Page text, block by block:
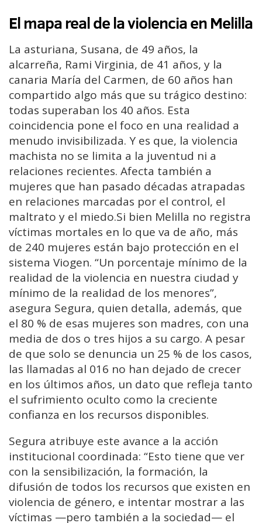
El mapa real de la violencia en Melilla
La asturiana, Susana, de 49 años, la
alcarreña, Rami Virginia, de 41 años, y la
canaria María del Carmen, de 60 años han
compartido algo más que su trágico destino:
todas superaban los 40 años. Esta
coincidencia pone el foco en una realidad a
menudo invisibilizada. Y es que, la violencia
machista no se limita a la juventud ni a
relaciones recientes. Afecta también a
mujeres que han pasado décadas atrapadas
en relaciones marcadas por el control, el
maltrato y el miedo.Si bien Melilla no registra
víctimas mortales en lo que va de año, más
de 240 mujeres están bajo protección en el
sistema Viogen. “Un porcentaje mínimo de la
realidad de la violencia en nuestra ciudad y
mínimo de la realidad de los menores”,
asegura Segura, quien detalla, además, que
el 80 % de esas mujeres son madres, con una
media de dos o tres hijos a su cargo. A pesar
de que solo se denuncia un 25 % de los casos,
las llamadas al 016 no han dejado de crecer
en los últimos años, un dato que refleja tanto
el sufrimiento oculto como la creciente
confianza en los recursos disponibles.
Segura atribuye este avance a la acción
institucional coordinada: “Esto tiene que ver
con la sensibilización, la formación, la
difusión de todos los recursos que existen en
violencia de género, e intentar mostrar a las
víctimas —pero también a la sociedad— el